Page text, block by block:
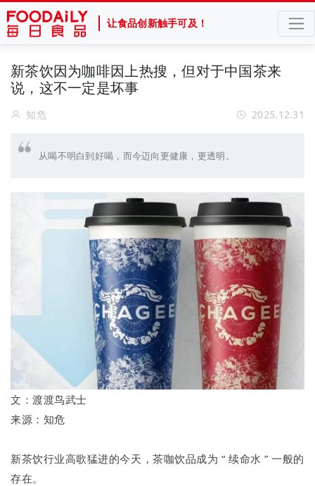
让食品创新触手可及！
新茶饮因为咖啡因上热搜，但对于中国茶来
说，这不一定是坏事
知危 2025.12.31
从喝不明白到好喝，而今迈向更健康，更透明。
文：渡渡鸟武士
来源：知危
新茶饮行业高歌猛进的今天，茶咖饮品成为 “ 续命水 ” 一般的
存在。